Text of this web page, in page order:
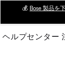
Main
💰 Bose 製品を
ヘルプセンター